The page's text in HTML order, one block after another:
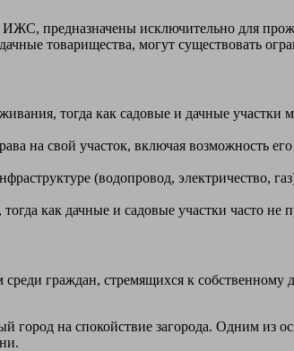
предназначены исключительно для
товарищества, могут существовать
тогда как садовые и дачные участки
свой участок, включая возможность его
(водопровод, электричество,
как дачные и садовые участки часто не
граждан, стремящихся к
на спокойствие загорода. Одним из